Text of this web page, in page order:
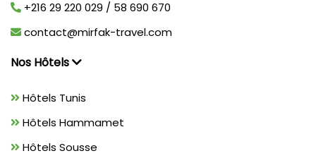
+216 29 220 029 / 58 690 670
contact@mirfak-travel.com
Nos Hôtels
Hôtels Tunis
Hôtels Hammamet
Hôtels Sousse